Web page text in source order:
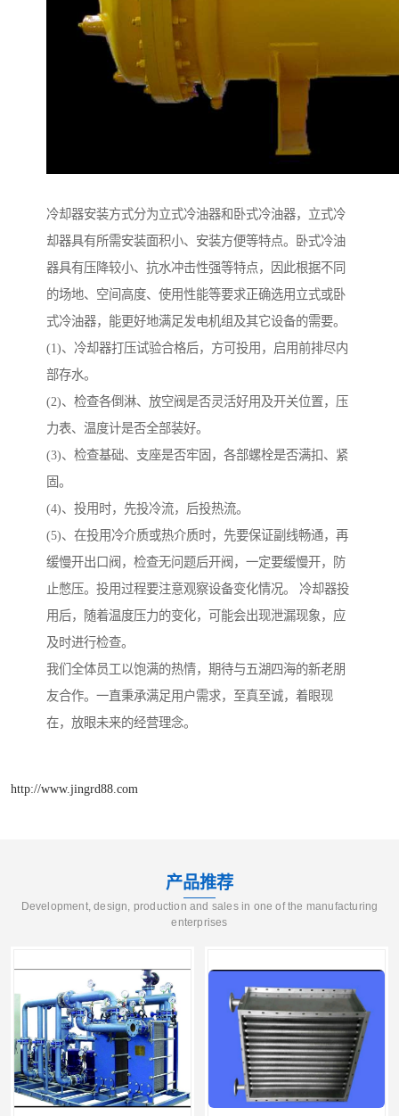
冷却器安装方式分为立式冷油器和卧式冷油器，立式冷
却器具有所需安装面积小、安装方便等特点。卧式冷油
器具有压降较小、抗水冲击性强等特点，因此根据不同
的场地、空间高度、使用性能等要求正确选用立式或卧
式冷油器，能更好地满足发电机组及其它设备的需要。
(1)、冷却器打压试验合格后，方可投用，启用前排尽内
部存水。
(2)、检查各倒淋、放空阀是否灵活好用及开关位置，压
力表、温度计是否全部装好。
(3)、检查基础、支座是否牢固，各部螺栓是否满扣、紧
固。
(4)、投用时，先投冷流，后投热流。
(5)、在投用冷介质或热介质时，先要保证副线畅通，再
缓慢开出口阀，检查无问题后开阀，一定要缓慢开，防
止憋压。投用过程要注意观察设备变化情况。 冷却器投
用后，随着温度压力的变化，可能会出现泄漏现象，应
及时进行检查。
我们全体员工以饱满的热情，期待与五湖四海的新老朋
友合作。一直秉承满足用户需求，至真至诚，着眼现
在，放眼未来的经营理念。
http://www.jingrd88.com
产品推荐
Development, design, production and sales in one of the manufacturing
enterprises